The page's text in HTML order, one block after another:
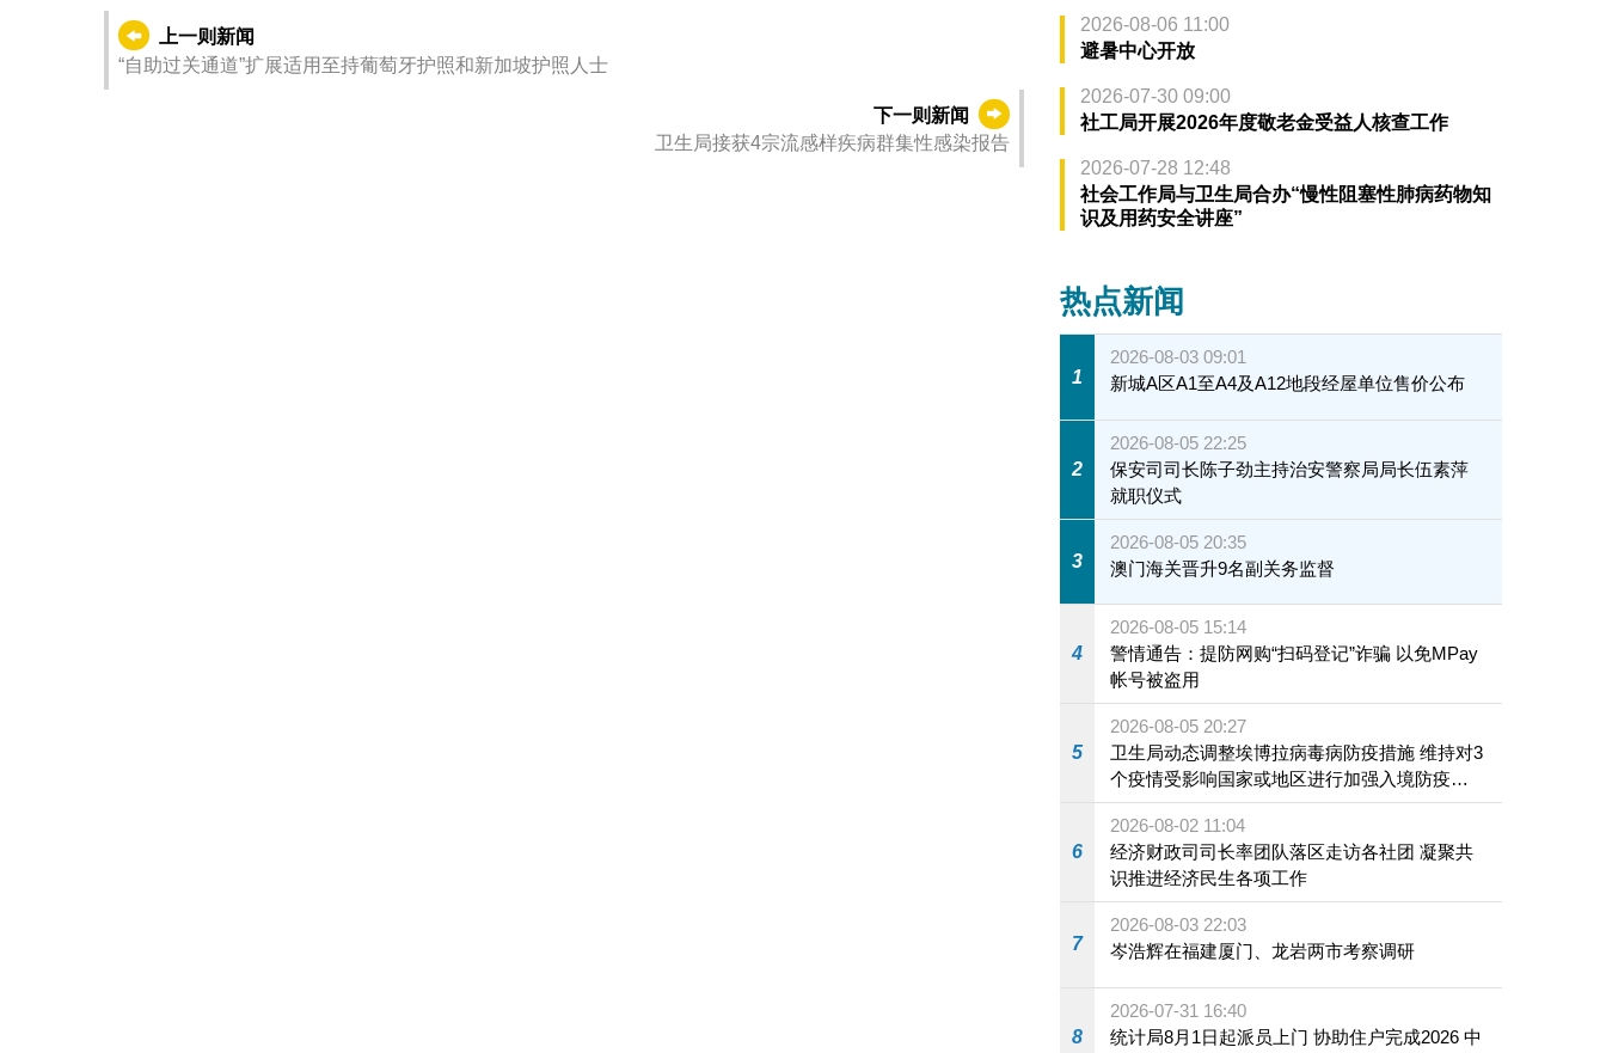
上一则新闻
“自助过关通道”扩展适用至持葡萄牙护照和新加坡护照人士
下一则新闻
卫生局接获4宗流感样疾病群集性感染报告
2026-08-06 11:00
避暑中心开放
2026-07-30 09:00
社工局开展2026年度敬老金受益人核查工作
2026-07-28 12:48
社会工作局与卫生局合办“慢性阻塞性肺病药物知
识及用药安全讲座”
热点新闻
1
2026-08-03 09:01
新城A区A1至A4及A12地段经屋单位售价公布
2
2026-08-05 22:25
保安司司长陈子劲主持治安警察局局长伍素萍
就职仪式
3
2026-08-05 20:35
澳门海关晋升9名副关务监督
4
2026-08-05 15:14
警情通告：提防网购“扫码登记”诈骗 以免MPay
帐号被盗用
5
2026-08-05 20:27
卫生局动态调整埃博拉病毒病防疫措施 维持对3
个疫情受影响国家或地区进行加强入境防疫措
施
6
2026-08-02 11:04
经济财政司司长率团队落区走访各社团 凝聚共
识推进经济民生各项工作
7
2026-08-03 22:03
岑浩辉在福建厦门、龙岩两市考察调研
8
2026-07-31 16:40
统计局8月1日起派员上门 协助住户完成2026 中